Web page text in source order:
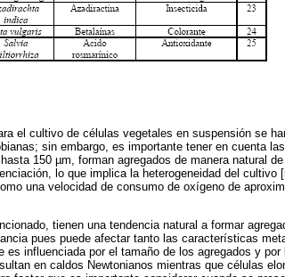
el cultivo de células vegetales en suspensión se
sin embargo, es importante tener en cuenta
150 µm, forman agregados de manera natural
lo que implica la heterogeneidad del cultivo
una velocidad de consumo de oxígeno de
tienen una tendencia natural a formar
pues puede afectar tanto las características
influenciada por el tamaño de los agregados y por
en caldos Newtonianos mientras que células